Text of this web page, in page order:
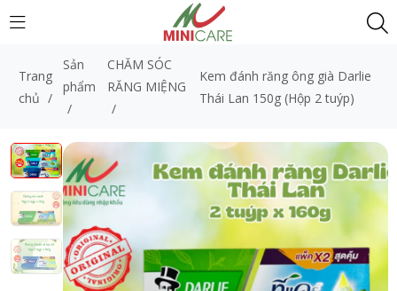
Trang
chủ /
Sản
phẩm
/
CHĂM SÓC
RĂNG MIỆNG
/
Kem đánh răng ông già Darlie
Thái Lan 150g (Hộp 2 tuýp)